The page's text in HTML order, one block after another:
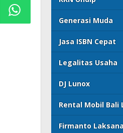
Generasi Muda
Jasa ISBN Cepat
Legalitas Usaha
DJ Lunox
Rental Mobil Bali
Firmanto